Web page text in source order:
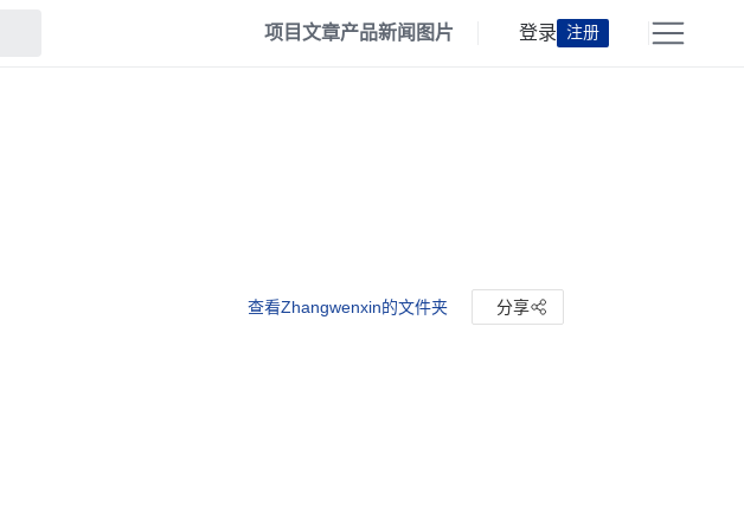
项目文章产品新闻 图片 登录 注册
查看Zhangwenxin的文件夹 分享